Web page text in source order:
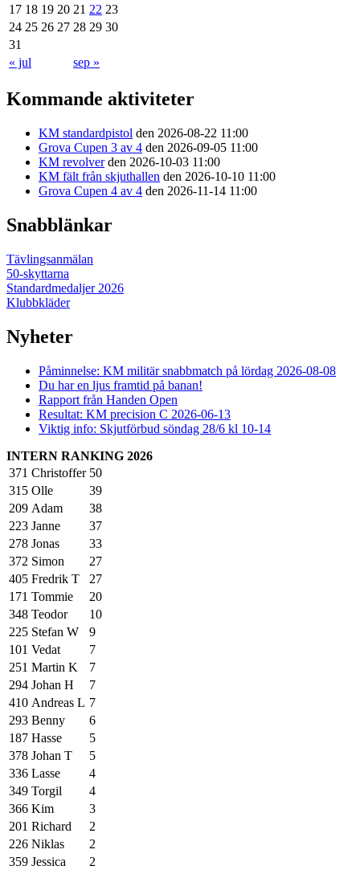
17 18 19 20 21 22 23
24 25 26 27 28 29 30
31
« jul
sep »
Kommande aktiviteter
KM standardpistol den 2026-08-22 11:00
Grova Cupen 3 av 4 den 2026-09-05 11:00
KM revolverden 2026-10-03 11:00
KM fält från skjuthallen den 2026-10-10 11:00
Grova Cupen 4 av 4 den 2026-11-14 11:00
Snabblänkar
Tävlingsanmälan
50-skyttarna
Standardmedaljer 2026
Klubbkläder
Nyheter
Påminnelse: KM militär snabbmatch på lördag 2026-08-08
Du har en ljus framtid på banan!
Rapport från Handen Open
Resultat: KM precision C 2026-06-13
Viktig info: Skjutförbud söndag 28/6 kl 10-14
INTERN RANKING 2026
371 Christoffer 50
315 Olle
39
209 Adam
38
223 Janne
37
278 Jonas
33
372 Simon
27
405 Fredrik T
27
171 Tommie
20
348 Teodor
10
225 Stefan W
9
101 Vedat
7
251 Martin K
7
294 Johan H
7
410 Andreas L 7
293 Benny
6
187 Hasse
5
378 Johan T
5
336 Lasse
4
349 Torgil
4
366 Kim
3
201 Richard
2
226 Niklas
2
359 Jessica
2